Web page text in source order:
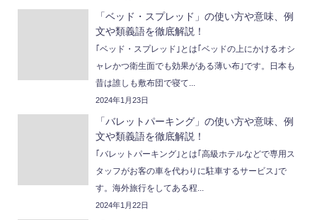
「ベッド・スプレッド」の使い方や意味、例
文や類義語を徹底解説！
｢ベッド・スプレッド｣とは｢ベッドの上にかけるオシ
ャレかつ衛生面でも効果がある薄い布｣です。日本も
昔は誰しも敷布団で寝て...
2024年1月23日
「バレットパーキング」の使い方や意味、例
文や類義語を徹底解説！
｢バレットパーキング｣とは｢高級ホテルなどで専用ス
タッフがお客の車を代わりに駐車するサービス｣で
す。海外旅行をしてある程...
2024年1月22日